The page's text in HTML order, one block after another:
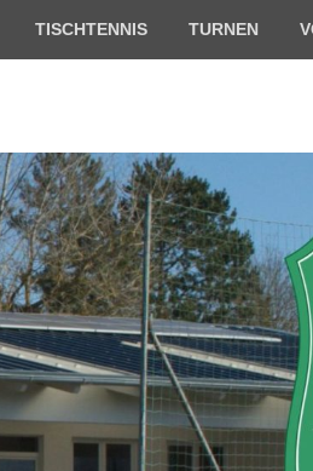
TISCHTENNIS TURNEN